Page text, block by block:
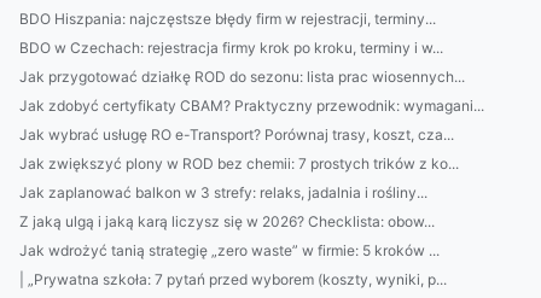
BDO Hiszpania: najczęstsze błędy firm w rejestracji, terminy...
BDO w Czechach: rejestracja firmy krok po kroku, terminy i w...
Jak przygotować działkę ROD do sezonu: lista prac wiosennych...
Jak zdobyć certyfikaty CBAM? Praktyczny przewodnik: wymagani...
Jak wybrać usługę RO e-Transport? Porównaj trasy, koszt, cza...
Jak zwiększyć plony w ROD bez chemii: 7 prostych trików z ko...
Jak zaplanować balkon w 3 strefy: relaks, jadalnia i rośliny...
Z jaką ulgą i jaką karą liczysz się w 2026? Checklista: obow...
Jak wdrożyć tanią strategię „zero waste” w firmie: 5 kroków ...
| „Prywatna szkoła: 7 pytań przed wyborem (koszty, wyniki, p...